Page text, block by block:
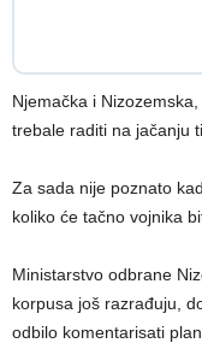
Njemačka i
trebale raditi na jačanju
Za sada nije poznato
koliko će tačno vojnika
Ministarstvo odbrane
korpusa još razrađuju,
odbilo komentarisati